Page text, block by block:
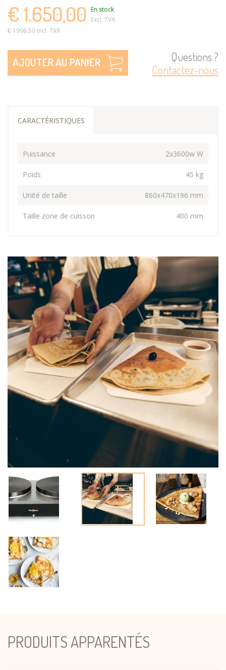
€ 1.650,00 En stock
Excl. TVA
€ 1996.50 Incl. TVA
AJOUTER AU PANIER
Questions ?
Contactez-nous
CARACTÉRISTIQUES
Puissance 2x3600w W
Poids 45 kg
Unité de taille 860x470x196 mm
Taille zone de cuisson 400 mm
PRODUITS APPARENTÉS